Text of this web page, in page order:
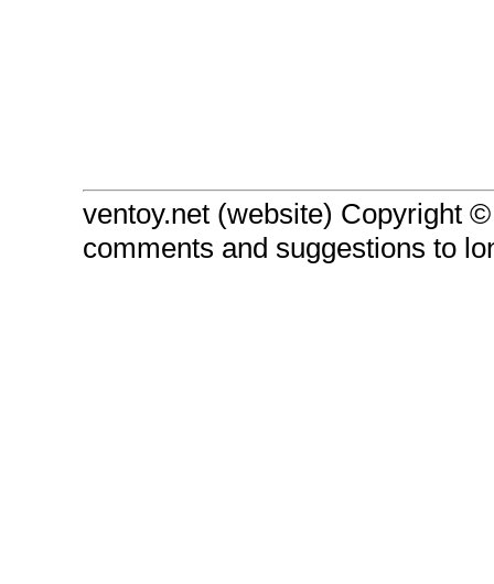
ventoy.net (website) Copyright
comments and suggestions to